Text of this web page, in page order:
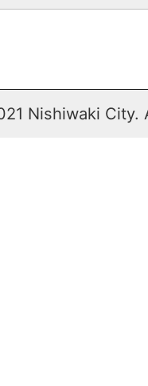
Nishiwaki City.